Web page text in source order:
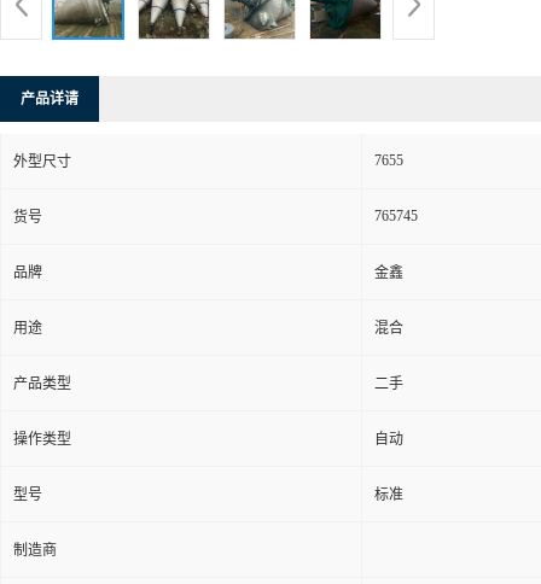
产品详请
外型尺寸 7655
货号 765745
品牌 金鑫
用途 混合
产品类型 二手
操作类型 自动
型号 标准
制造商